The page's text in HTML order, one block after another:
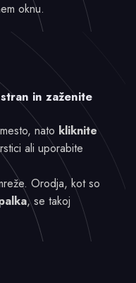
oknu.
in zaženite
nato kliknite
ali uporabite
Orodja, kot so
, se takoj